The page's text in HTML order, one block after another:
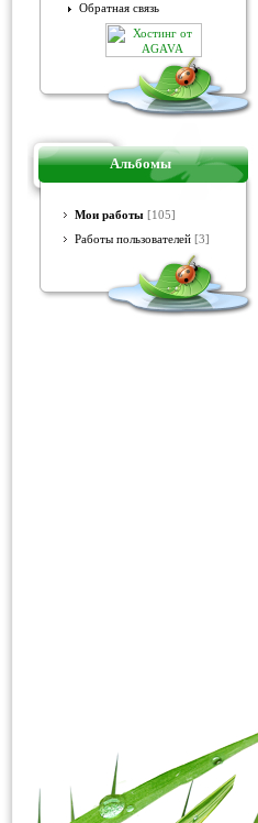
Обратная связь
Альбомы
Мои работы [105]
Работы пользователей [3]